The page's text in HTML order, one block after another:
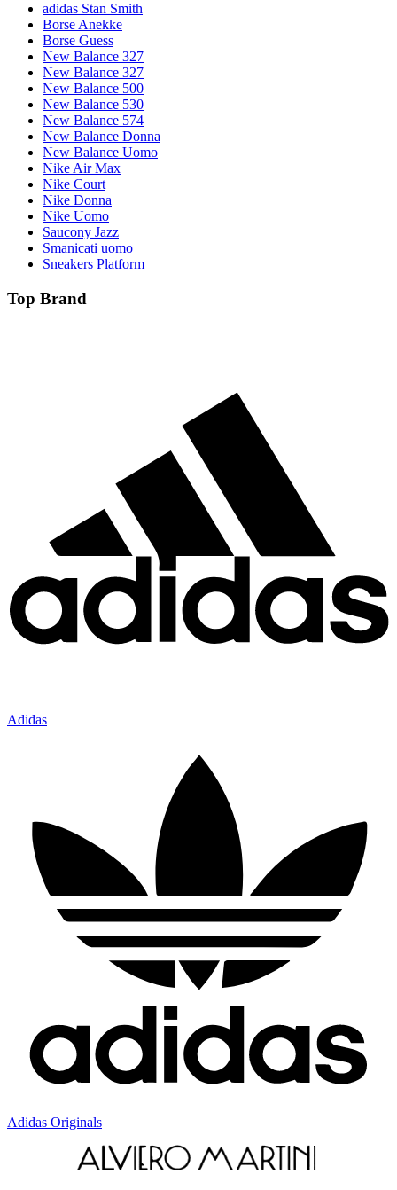
adidas Stan Smith
Borse Anekke
Borse Guess
New Balance 327
New Balance 327
New Balance 500
New Balance 530
New Balance 574
New Balance Donna
New Balance Uomo
Nike Air Max
Nike Court
Nike Donna
Nike Uomo
Saucony Jazz
Smanicati uomo
Sneakers Platform
Top Brand
Adidas
Adidas Originals